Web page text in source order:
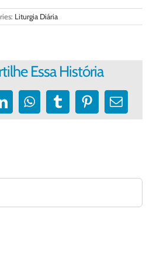
Liturgia Diária
Essa História
LinkedInWhatsApp
TumblrPinterest
E-